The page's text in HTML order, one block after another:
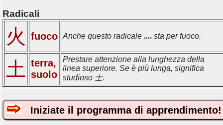
Radicali
火 fuoco Anche questo radicale 灬 sta per fuoco.
土
terra,
suolo
Prestare attenzione alla lunghezza della
linea superiore. Se è più lunga, significa
studioso 士.
Iniziate il programma di apprendimento!